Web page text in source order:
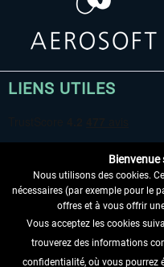
LIENS UTILES
RENONCER AU CONTRAT ICI
Nous utilisons des cookies.
nécessaires (par exemple pour le
offres et à vous offrir
Vous acceptez les cookies
trouverez des informations
confidentialité, où vous pourrez